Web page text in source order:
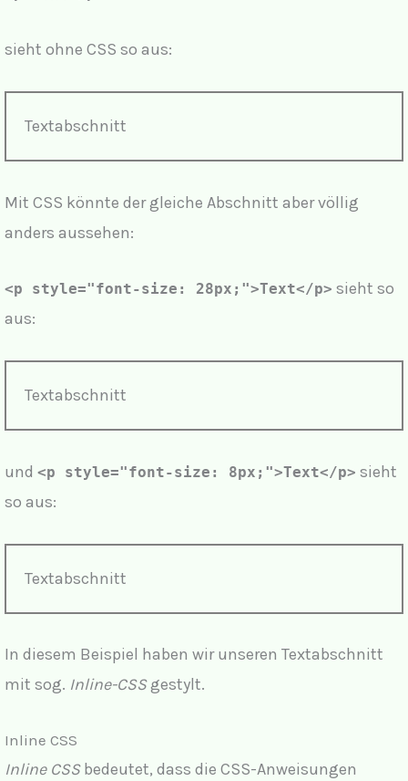
sieht ohne CSS so aus:
Textabschnitt
Mit CSS könnte der gleiche Abschnitt aber völlig
anders aussehen:
<p style="font-size: 28px;">Text</p> sieht so
aus:
Textabschnitt
und <p style="font-size: 8px;">Text</p> sieht
so aus:
Textabschnitt
In diesem Beispiel haben wir unseren Textabschnitt
mit sog. Inline-CSSgestylt.
Inline CSS
Inline CSSbedeutet, dass die CSS-Anweisungen